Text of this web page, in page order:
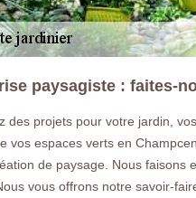
paysagiste : faites-
des projets pour votre jardin,
vos espaces verts en
de paysage. Nous faisons
vous offrons notre savoir-